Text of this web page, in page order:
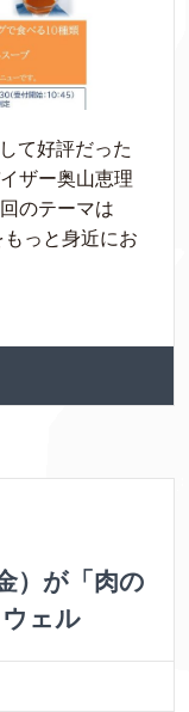
て好評だった
ザー奥山恵理
のテーマは
もっと身近にお
）が「肉の
ェル